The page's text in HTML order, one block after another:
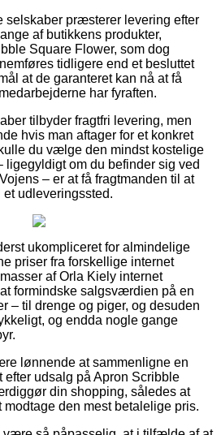
selskaber præsterer levering efter
af butikkens produkter,
Square Flower, som dog
tidligere end et besluttet
at de garanteret kan nå at få
har fyraften.
tilbyder fragtfri levering, men
hvis man aftager for et konkret
du vælge den mindst kostelige
ligegyldigt om du befinder sig ved
– er at få fragtmanden til at
udleveringssted.
ukompliceret for almindelige
priser fra forskellige internet
af Orla Kiely internet
formindske salgsværdien på en
– til drenge og piger, og desuden
og endda nogle gange
lønnende at sammenligne en
udsalg på Apron Scribble
din shopping, således at
modtage den mest betalelige pris.